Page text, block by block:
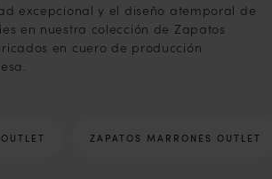
excepcional y el diseño atemporal de
en nuestra colección de Zapatos
en cuero de producción
ZAPATOS MARRONES OUTLET